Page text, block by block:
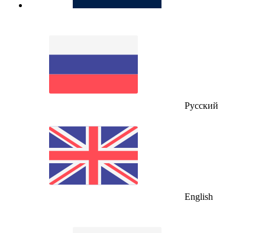
Русский
English